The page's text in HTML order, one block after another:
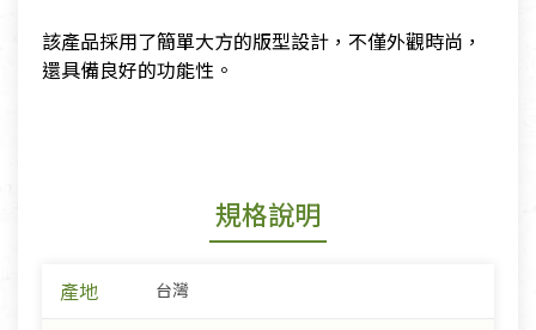
​該產品採用了簡單大方的版型設計，不僅外觀時尚，
還具備良好的功能性。
規格說明
產地 台灣